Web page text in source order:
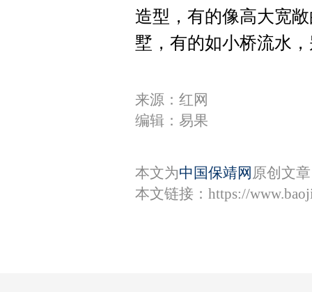
造型，有的像高大宽
墅，有的如小桥流水
来源：红网
编辑：易果
本文为中国保靖网 原创文
本文链接： https://